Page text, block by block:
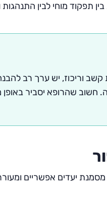
תפקוד מוחי לבין
וריכוז, יש ערך רב
חשוב שהרופא יסביר באופן
יעדים אפשריים